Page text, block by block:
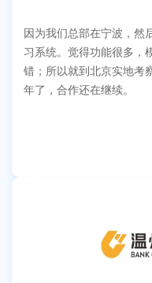
因为我们总部在宁波，然
习系统。觉得功能很多，
错；所以就到北京实地考
年了，合作还在继续。